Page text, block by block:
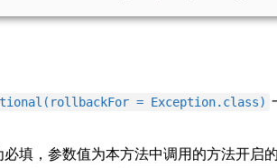
= Exception.class)
填，参数值为本方法中调用的方法开启